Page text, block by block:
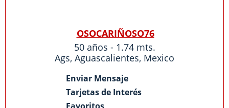
OSOCARIÑOSO76
50 años - 1.74 mts.
Ags, Aguascalientes, Mexico
Enviar Mensaje
Tarjetas de Interés